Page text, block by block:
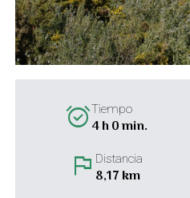
alarm_onTiempo
4 h 0 min.
flag Distancia
8,17 km